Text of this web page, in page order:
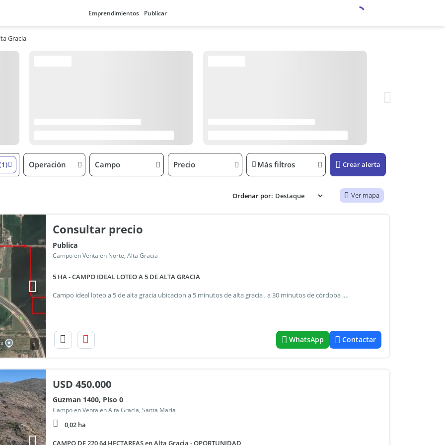
Emprendimientos Publicar
Gracia
Operación Campo Precio Más filtros Crear alerta
Ordenar por: Ver mapa
1
Consultar precio
Publica
Campo en Venta en Norte, Alta Gracia
5 HA - CAMPO IDEAL LOTEO A 5 DE ALTA GRACIA
Campo ideal loteo a 5 de alta gracia ubicacion a 5 minutos de alta gracia , a 30 minutos de córdoba . Se ingresa por ruta 5 , a 1600 m de la ruta . Caracteristicas gran superficie de terreno . Gran pendiente positiva hacia la ruta , lo que le da una vista espectacular a las sierras chicas y altas cumbres . Lote de características regulares de 210 m x 244 m posee servicio de luz. Superfice : 5 ha precio : consultar comercializa maristany servicios inmobiliarios cra. Fernanda maristany - cpi 7040
WhatsApp Contactar
USD 450.000
Guzman 1400, Piso 0
Campo en Venta en Alta Gracia, Santa María
0,02 ha
CAMPO DE 220,64 HECTAREAS en Alta Gracia - OPORTUNIDAD